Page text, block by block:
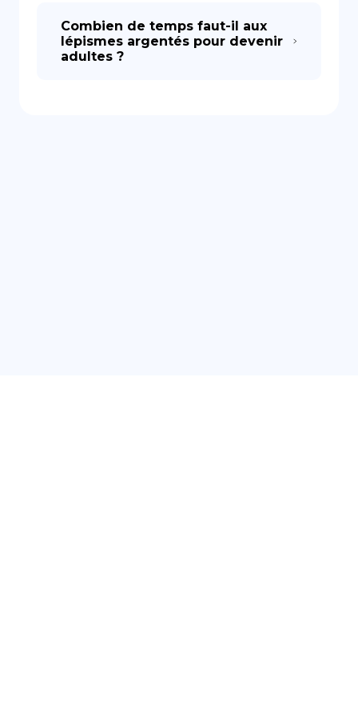
Combien de temps faut-il aux
lépismes argentés pour devenir
adultes ?